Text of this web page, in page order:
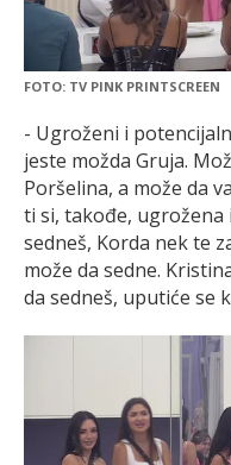
FOTO: TV PINK PRINTSCREEN
- Ugroženi i
jeste možda Gruja.
Poršelina, a može da
ti si, takođe, ugrožena
sedneš, Korda nek te
može da sedne.
da sedneš, uputiće se